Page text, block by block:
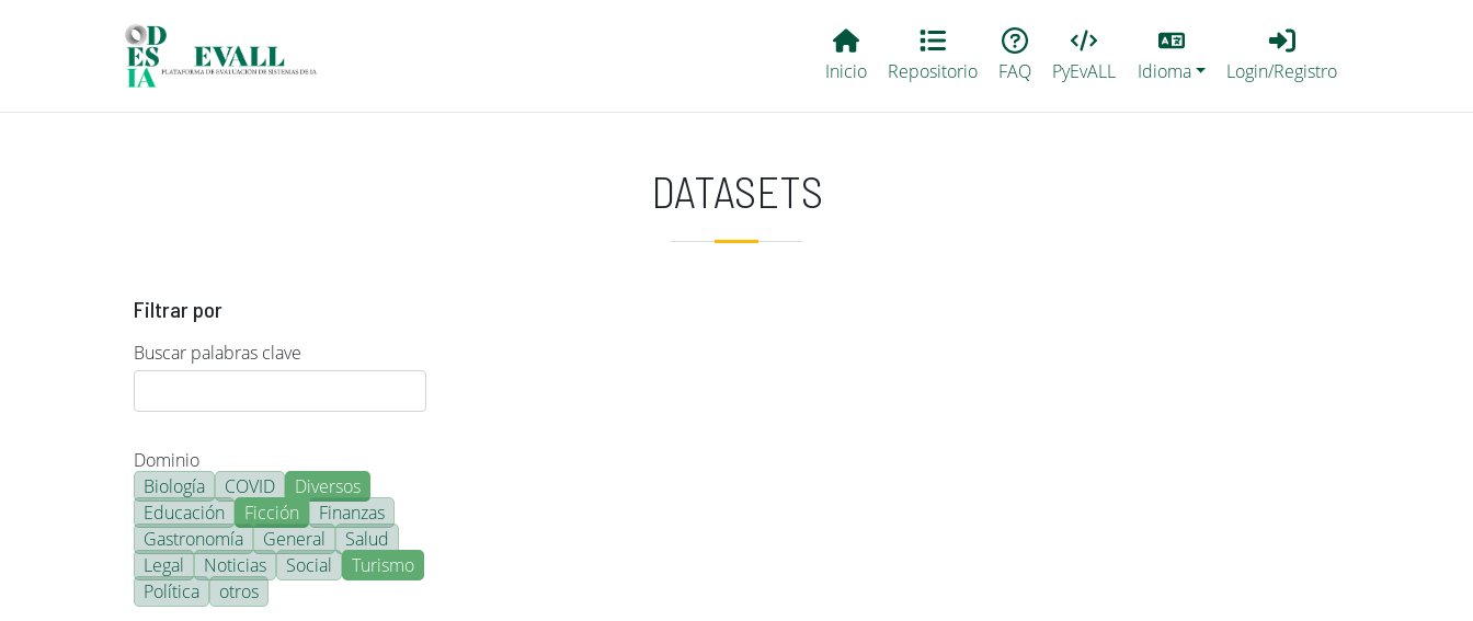
Main EvALL
Inicio Repositorio FAQ PyEvALL
Lang
Idioma
Login_Registro
Login/Registro
DATASETS
Filtrar por
Buscar palabras clave
Dominio
Biología
COVID
Diversos
Educación
Ficción
Finanzas
Gastronomía
General
Salud
Legal
Noticias Social
Turismo
Política
otros